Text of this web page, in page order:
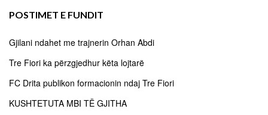
POSTIMET E FUNDIT
Gjilani ndahet me trajnerin Orhan Abdi
Tre Fiori ka përzgjedhur këta lojtarë
FC Drita publikon formacionin ndaj Tre Fiori
KUSHTETUTA MBI TË GJITHA